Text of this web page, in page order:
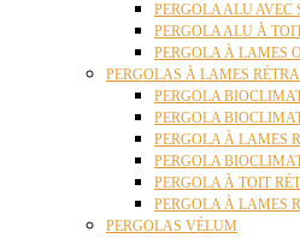
PERGOLA ALU AVEC
PERGOLA ALU À
PERGOLA À LAMES
PERGOLAS À LAMES
PERGOLA
PERGOLA
PERGOLA À LAMES
PERGOLA
PERGOLA À TOIT
PERGOLA À LAMES
PERGOLAS VÉLUM